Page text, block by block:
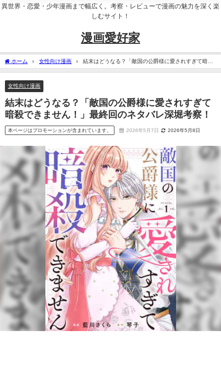
異世界・恋愛・少年漫画まで幅広く。考察・レビューで漫画の魅力を深く楽
しむサイト！
漫画愛好家
ホーム 女性向け漫画
結末はどうなる？「敵国の公爵様に愛されすぎて暗殺
できません！」最終回のネタバレ深堀考察！
女性向け漫画
結末はどうなる？「敵国の公爵様に愛されすぎて
暗殺できません！」最終回のネタバレ深堀考察！
本ページはプロモーションが含まれています。 2026年5月7日 2026年5月8日